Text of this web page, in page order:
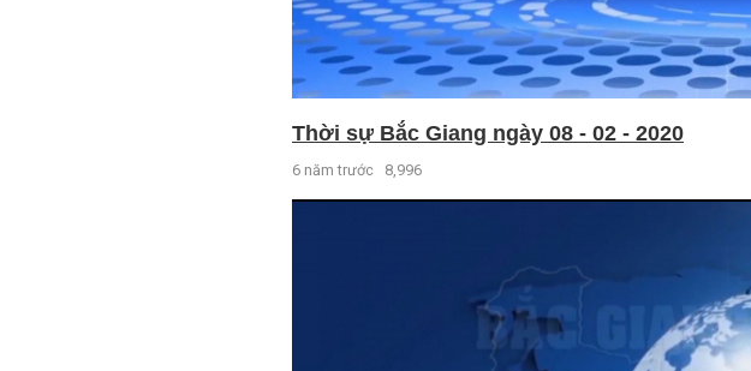
Thời sự Bắc Giang ngày 08 - 02 - 2020
6 năm trước 8,996